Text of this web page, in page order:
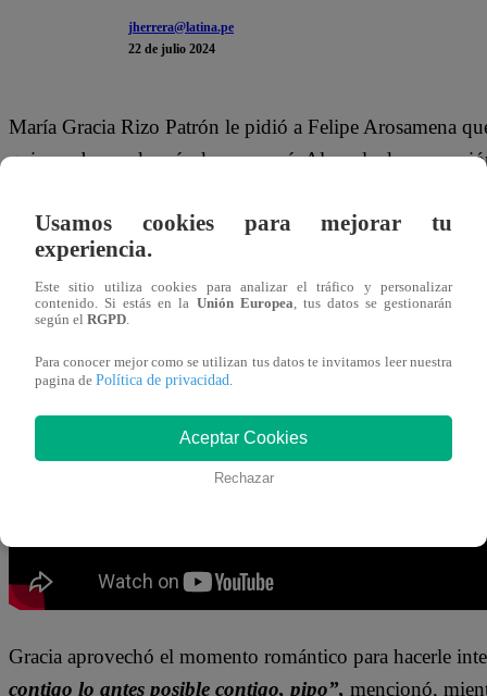
jherrera@latina.pe
22 de julio 2024
María Gracia Rizo Patrón le pidió a Felipe Arosamena
quiere saber nada más de su mamá. Al ver la
puedes ir hablando con sus papás. Si quieres
Patrón.
Sin embargo, las dudas también comenzaron a
ser tan lindo conmigo”,manifestó Gracia.
Gracia aprovechó el momento romántico para hacerle
contigo lo antes posible contigo, pipo”, mencionó,
Usamos cookies para mejorar tu
experiencia.
Este sitio utiliza cookies para analizar el tráfico y personalizar
contenido. Si estás en la Unión Europea, tus datos se gestionarán
según el RGPD.
Para conocer mejor como se utilizan tus datos te invitamos leer nuestra
pagina de Política de privacidad.
Aceptar Cookies
Rechazar